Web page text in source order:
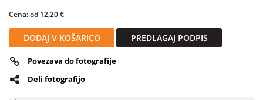
Cena: od 12,20 €
DODAJ V KOŠARICO PREDLAGAJ PODPIS
Povezava do fotografije
Deli fotografijo